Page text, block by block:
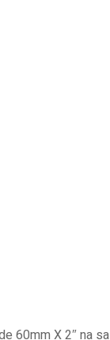
60mm X 2″ na